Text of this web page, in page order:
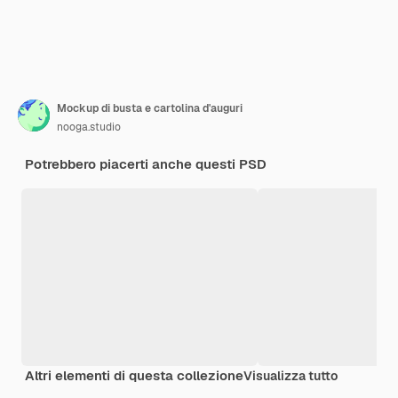
Mockup di busta e cartolina d'auguri
nooga.studio
Potrebbero piacerti anche questi PSD
Altri elementi di questa collezioneVisualizza tutto